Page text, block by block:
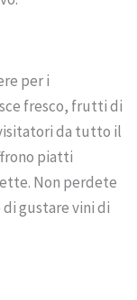
per i
fresco, frutti di
da tutto il
piatti
Non perdete
di gustare vini di